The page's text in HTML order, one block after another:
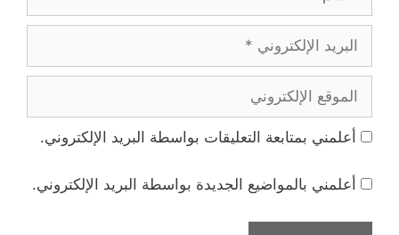
الإلكتروني
الإلكتروني
أعلمني بمتابعة التعليقات بواسطة البريد الإلكتروني.
أعلمني بالمواضيع الجديدة بواسطة البريد الإلكتروني.